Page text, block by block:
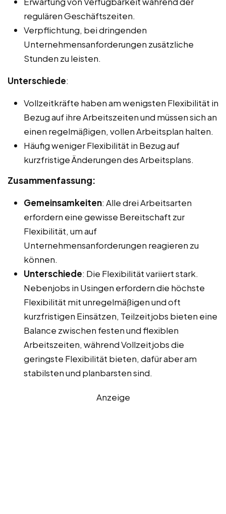
regulären Geschäftszeiten.
Verpflichtung, bei dringenden
Unternehmensanforderungen zusätzliche
Stunden zu leisten.
Unterschiede:
Vollzeitkräfte haben am wenigsten Flexibilität in
Bezug auf ihre Arbeitszeiten und müssen sich an
einen regelmäßigen, vollen Arbeitsplan halten.
Häufig weniger Flexibilität in Bezug auf
kurzfristige Änderungen des Arbeitsplans.
Zusammenfassung:
Gemeinsamkeiten: Alle drei Arbeitsarten
erfordern eine gewisse Bereitschaft zur
Flexibilität, um auf
Unternehmensanforderungen reagieren zu
können.
Unterschiede: Die Flexibilität variiert stark.
Nebenjobs in Usingen erfordern die höchste
Flexibilität mit unregelmäßigen und oft
kurzfristigen Einsätzen, Teilzeitjobs bieten eine
Balance zwischen festen und flexiblen
Arbeitszeiten, während Vollzeitjobs die
geringste Flexibilität bieten, dafür aber am
stabilsten und planbarsten sind.
Anzeige